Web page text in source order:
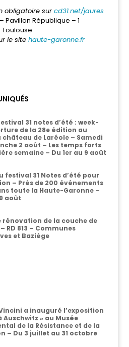
obligatoire sur cd31.net/jaures
Pavillon République – 1
le site haute-garonne.fr
31 notes d’été : week-
de la 28e édition au
château de Laréole – Samedi
2 août – Les temps forts
semaine – Du 1er au 9 août
festival 31 Notes d’été pour
– Près de 200 événements
toute la Haute-Garonne –
août
rénovation de la couche de
RD 813 – Communes
et Baziège
a inauguré l’exposition
Auschwitz » au Musée
de la Résistance et de la
– Du 3 juillet au 31 octobre